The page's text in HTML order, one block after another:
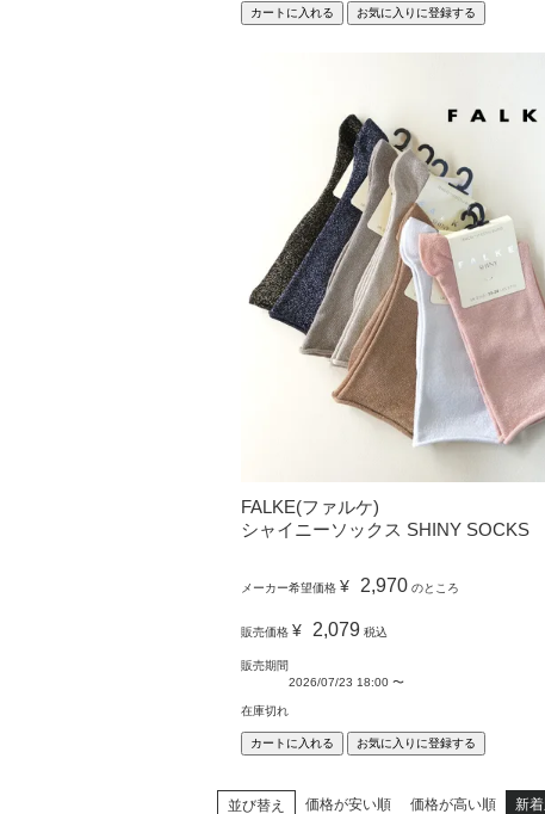
カートに入れる お気に入りに登録する
FALKE(ファルケ)
シャイニーソックス SHINY SOCKS
メーカー希望価格 ¥ 2,970 のところ
販売価格 ¥ 2,079 税込
販売期間
2026/07/23 18:00 〜
在庫切れ
カートに入れる お気に入りに登録する
並び替え 価格が安い順 価格が高い順 新